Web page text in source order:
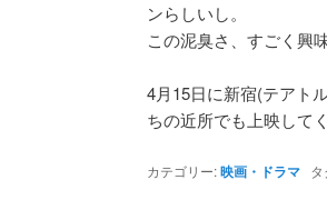
ンらしいし。
この泥臭さ、すごく興
4月15日に新宿(テアト
ちの近所でも上映して
カテゴリー:映画・ドラマタ